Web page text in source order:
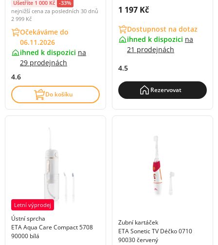
Ušetříte 1 000 Kč -33%
nejnižší cena za posledních 30 dnů
2 999 Kč
Očekáváme do
06.11.2026
ihned k dispozici na
29 prodejnách
4.6
Do košíku
Cena s DPH:
1 197 Kč
Dostupnost na dotaz
ihned k dispozici na
21 prodejnách
4.5
Rezervovat
Letní výprodej
Ústní sprcha
ETA Aqua Care Compact 5708
90000 bílá
Zubní kartáček
ETA Sonetic TV Déčko 0710
90030 červený